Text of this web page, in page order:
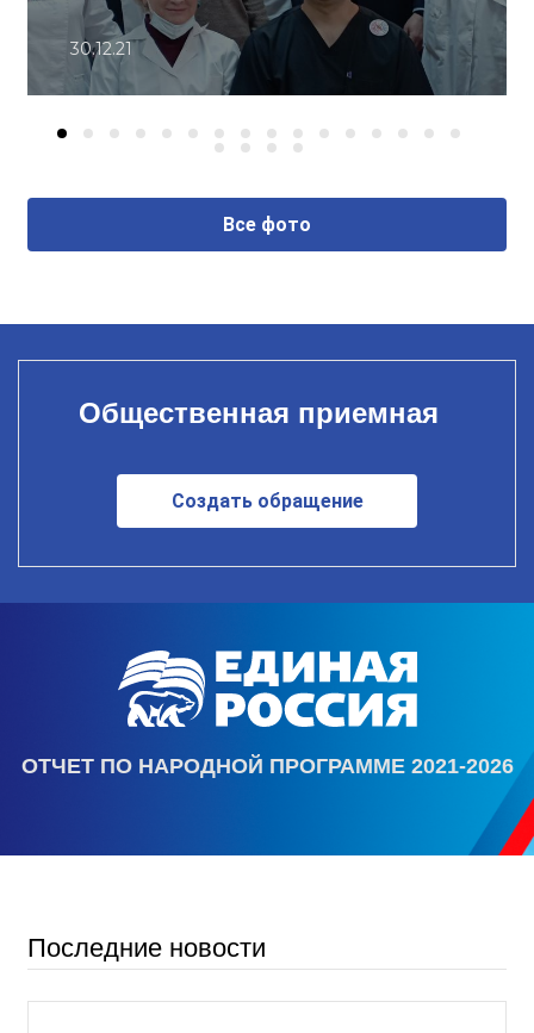
30.12.21
Все фото
Общественная приемная
Создать обращение
ОТЧЕТ ПО НАРОДНОЙ ПРОГРАММЕ 2021-2026
Последние новости